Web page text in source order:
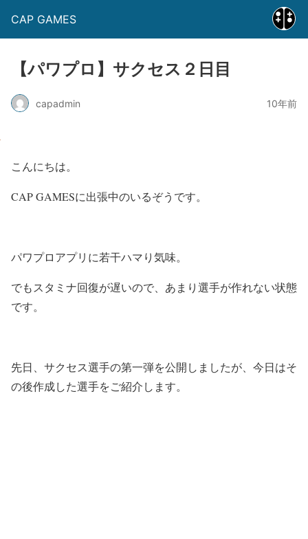
CAP GAMES
【パワプロ】サクセス２日目
capadmin 10年前
こんにちは。
CAP GAMESに出張中のいるぞうです。
パワプロアプリに若干ハマり気味。
でもスタミナ回復が遅いので、あまり選手が作れない状態
です。
先日、サクセス選手の第一弾を公開しましたが、今日はそ
の後作成した選手をご紹介します。